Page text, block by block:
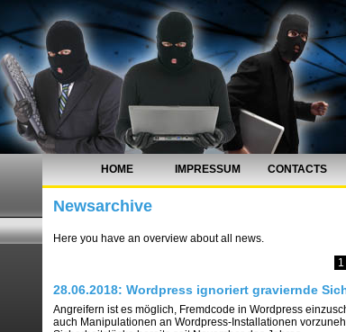
HOME IMPRESSUM CONTACTS
Newsarchive
Here you have an overview about all news.
1
28.06.2018: Wordpress ignoriert graviernde
Angreifern ist es möglich, Fremdcode in Wordpress
auch Manipulationen an Wordpress-Installationen